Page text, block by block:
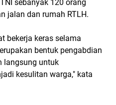
sebanyak 120 orang
jalan dan rumah RTLH.
bekerja keras selama
bentuk pengabdian
langsung untuk
kesulitan warga," kata